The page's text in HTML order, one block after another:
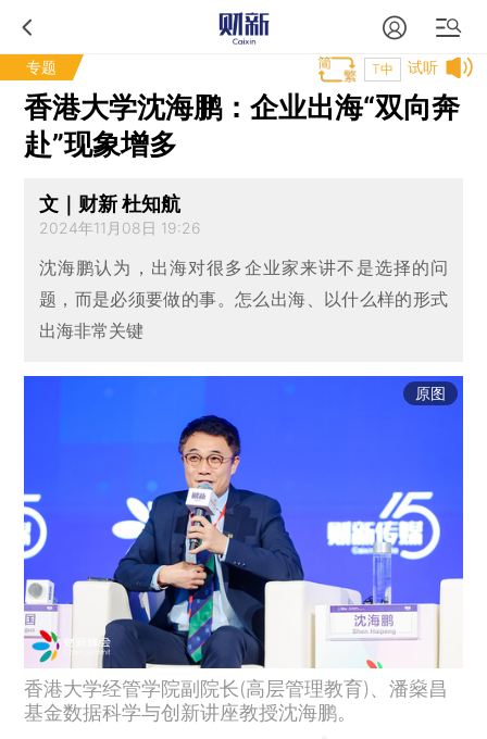
专题 试听
T中
香港大学沈海鹏：企业出海“双向奔
赴”现象增多
文｜财新 杜知航
2024年11月08日 19:26
沈海鹏认为，出海对很多企业家来讲不是选择的问
题，而是必须要做的事。怎么出海、以什么样的形式
出海非常关键
原图
香港大学经管学院副院长(高层管理教育)、潘燊昌
基金数据科学与创新讲座教授沈海鹏。